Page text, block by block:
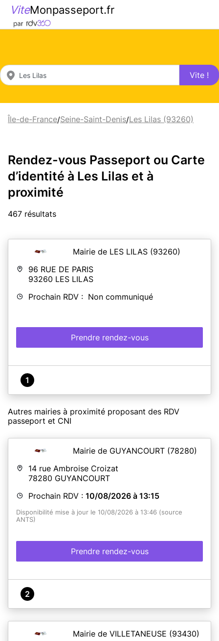
ViteMonpasseport.fr
Vite !
Île-de-France/Seine-Saint-Denis/Les Lilas (93260)
Rendez-vous Passeport ou Carte
d’identité à Les Lilas et à
proximité
467 résultats
Mairie de LES LILAS (93260)
96 RUE DE PARIS
93260 LES LILAS
Prochain RDV : Non communiqué
Prendre rendez-vous
1
Autres mairies à proximité proposant des RDV
passeport et CNI
Mairie de GUYANCOURT (78280)
14 rue Ambroise Croizat
78280 GUYANCOURT
Prochain RDV : 10/08/2026 à 13:15
Disponibilité mise à jour le 10/08/2026 à 13:46 (source
ANTS)
Prendre rendez-vous
2
Mairie de VILLETANEUSE (93430)